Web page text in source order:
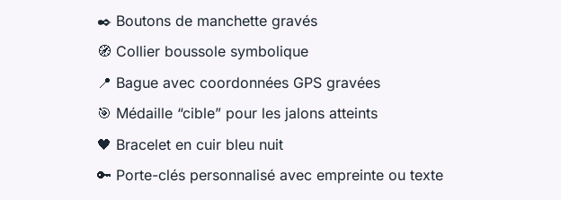
✒️ Boutons de manchette gravés
🧭 Collier boussole symbolique
📍 Bague avec coordonnées GPS gravées
🎯 Médaille “cible” pour les jalons atteints
🖤 Bracelet en cuir bleu nuit
🔑 Porte-clés personnalisé avec empreinte ou texte